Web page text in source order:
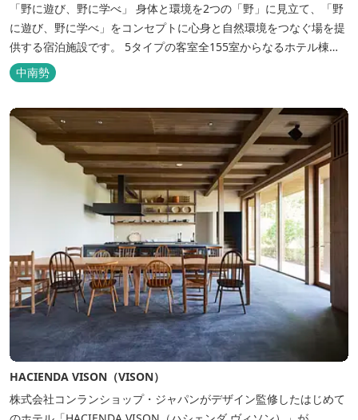
「野に遊び、野に学べ」 身体と環境を2つの「野」に見立て、「野
に遊び、野に学べ」をコンセプトに心身と自然環境をつなぐ場を提
供する宿泊施設です。 5タイプの客室全155室からなるホテル棟
と、プライベートな滞在が楽しめる一棟独立型のヴィラ6棟がござ
います。
中南勢
HACIENDA VISON（VISON）
株式会社コンランショップ・ジャパンがデザイン監修したはじめて